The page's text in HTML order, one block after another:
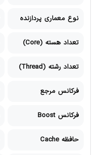
نوع معماری پردازنده
تعداد هسته (Core)
تعداد رشته (Thread)
فرکانس مرجع
فرکانس Boost
حافظه Cache